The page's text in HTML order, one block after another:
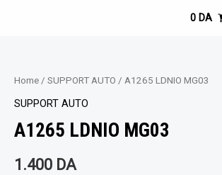
0 DA
Home / SUPPORT AUTO / A1265 LDNIO MG03
SUPPORT AUTO
A1265 LDNIO MG03
1.400 DA